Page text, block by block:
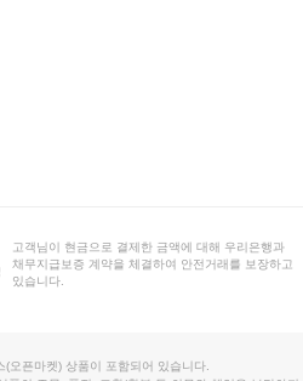
고객님이 현금으로 결제한 금액에 대해 우리은행과
채무지급보증 계약을 체결하여 안전거래를 보장하고
있습니다.
오픈마켓) 상품이 포함되어 있습니다.